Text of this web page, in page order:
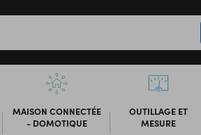
MAISON CONNECTÉE
- DOMOTIQUE
OUTILLAGE ET
MESURE